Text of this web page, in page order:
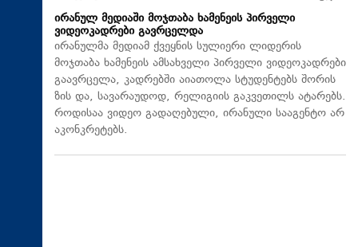
ირანულ მედიაში მოჯთაბა ხამენეის პირველი
ვიდეოკადრები გავრცელდა
ირანულმა მედიამ ქვეყნის სულიერი ლიდერის
მოჯთაბა ხამენეის ამსახველი პირველი ვიდეოკადრები
გაავრცელა, კადრებში აიათოლა სტუდენტებს შორის
ზის და, სავარაუდოდ, რელიგიის გაკვეთილს ატარებს.
როდისაა ვიდეო გადაღებული, ირანული სააგენტო არ
აკონკრეტებს.